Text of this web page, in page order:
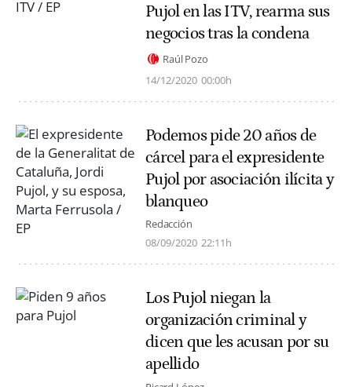
Pujol en las ITV, rearma sus
negocios tras la condena
Raúl Pozo
14/12/2020 00:00h
Podemos pide 20 años de
cárcel para el expresidente
Pujol por asociación ilícita y
blanqueo
Redacción
08/09/2020 22:11h
Los Pujol niegan la
organización criminal y
dicen que les acusan por su
apellido